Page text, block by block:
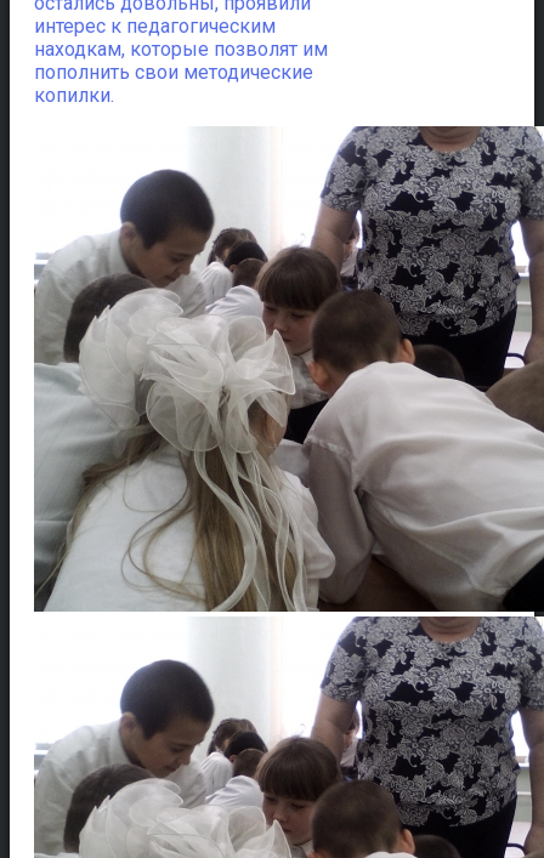
интерес к педагогическим
находкам, которые позволят им
пополнить свои методические
копилки.